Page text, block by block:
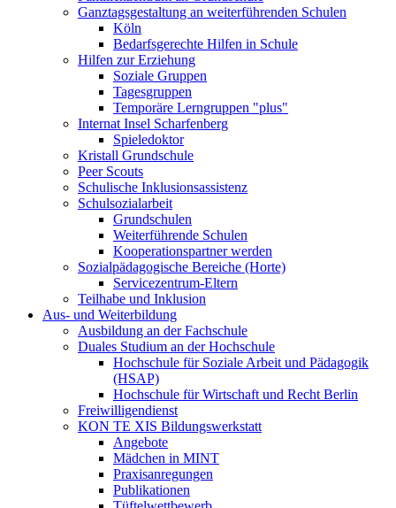
Ganztagsgestaltung an weiterführenden Schulen
Köln
Bedarfsgerechte Hilfen in Schule
Hilfen zur Erziehung
Soziale Gruppen
Tagesgruppen
Temporäre Lerngruppen "plus"
Internat Insel Scharfenberg
Spieledoktor
Kristall Grundschule
Peer Scouts
Schulische Inklusionsassistenz
Schulsozialarbeit
Grundschulen
Weiterführende Schulen
Kooperationspartner werden
Sozialpädagogische Bereiche (Horte)
Servicezentrum-Eltern
Teilhabe und Inklusion
Aus- und Weiterbildung
Ausbildung an der Fachschule
Duales Studium an der Hochschule
Hochschule für Soziale Arbeit und Pädagogik
(HSAP)
Hochschule für Wirtschaft und Recht Berlin
Freiwilligendienst
KON TE XIS Bildungswerkstatt
Angebote
Mädchen in MINT
Praxisanregungen
Publikationen